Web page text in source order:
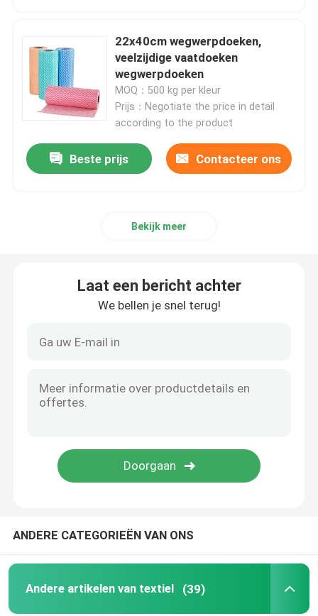
Niet-geweven Lijstdoek
Huishoudelijke schoonmaaklakken
Spunlace het Schoonmaken veegt af
Zware industriële doekjes
Keukendoeken voor eenmalig gebruik
Weedbestrijdingsstof
Gewasbeschermingszak
nat veegt af
22x40cm wegwerpdoeken,
veelzijdige vaatdoeken
wegwerpdoeken
MOQ：500 kg per kleur
Prijs：Negotiate the price in detail
according to the product
Beste prijs Contacteer ons
Bekijk meer
Laat een bericht achter
We bellen je snel terug!
ANDERE CATEGORIEËN VAN ONS
Andere artikelen van textiel (39)